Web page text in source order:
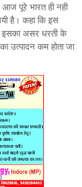
पूरे भारत ही नही
है। कहा कि इस
इसका असर धरती के
उत्पादन कम होता जा